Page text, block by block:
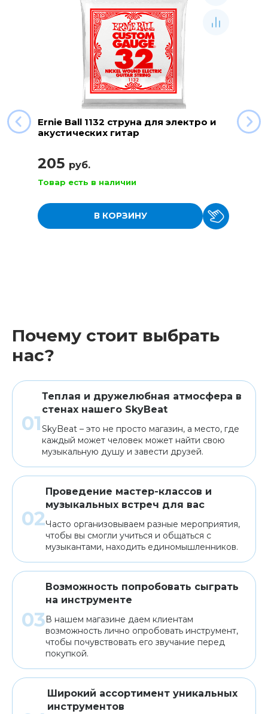
Ernie Ball 1132 струна для электро и
акустических гитар
205 руб.
Товар есть в наличии
В КОРЗИНУ
Почему стоит выбрать
нас?
Теплая и дружелюбная атмосфера в
стенах нашего SkyBeat
SkyBeat – это не просто магазин, а место, где
каждый может человек может найти свою
музыкальную душу и завести друзей.
Проведение мастер-классов и
музыкальных встреч для вас
Часто организовываем разные мероприятия,
чтобы вы смогли учиться и общаться с
музыкантами, находить единомышленников.
Возможность попробовать сыграть
на инструменте
В нашем магазине даем клиентам
возможность лично опробовать инструмент,
чтобы почувствовать его звучание перед
покупкой.
Широкий ассортимент уникальных
инструментов